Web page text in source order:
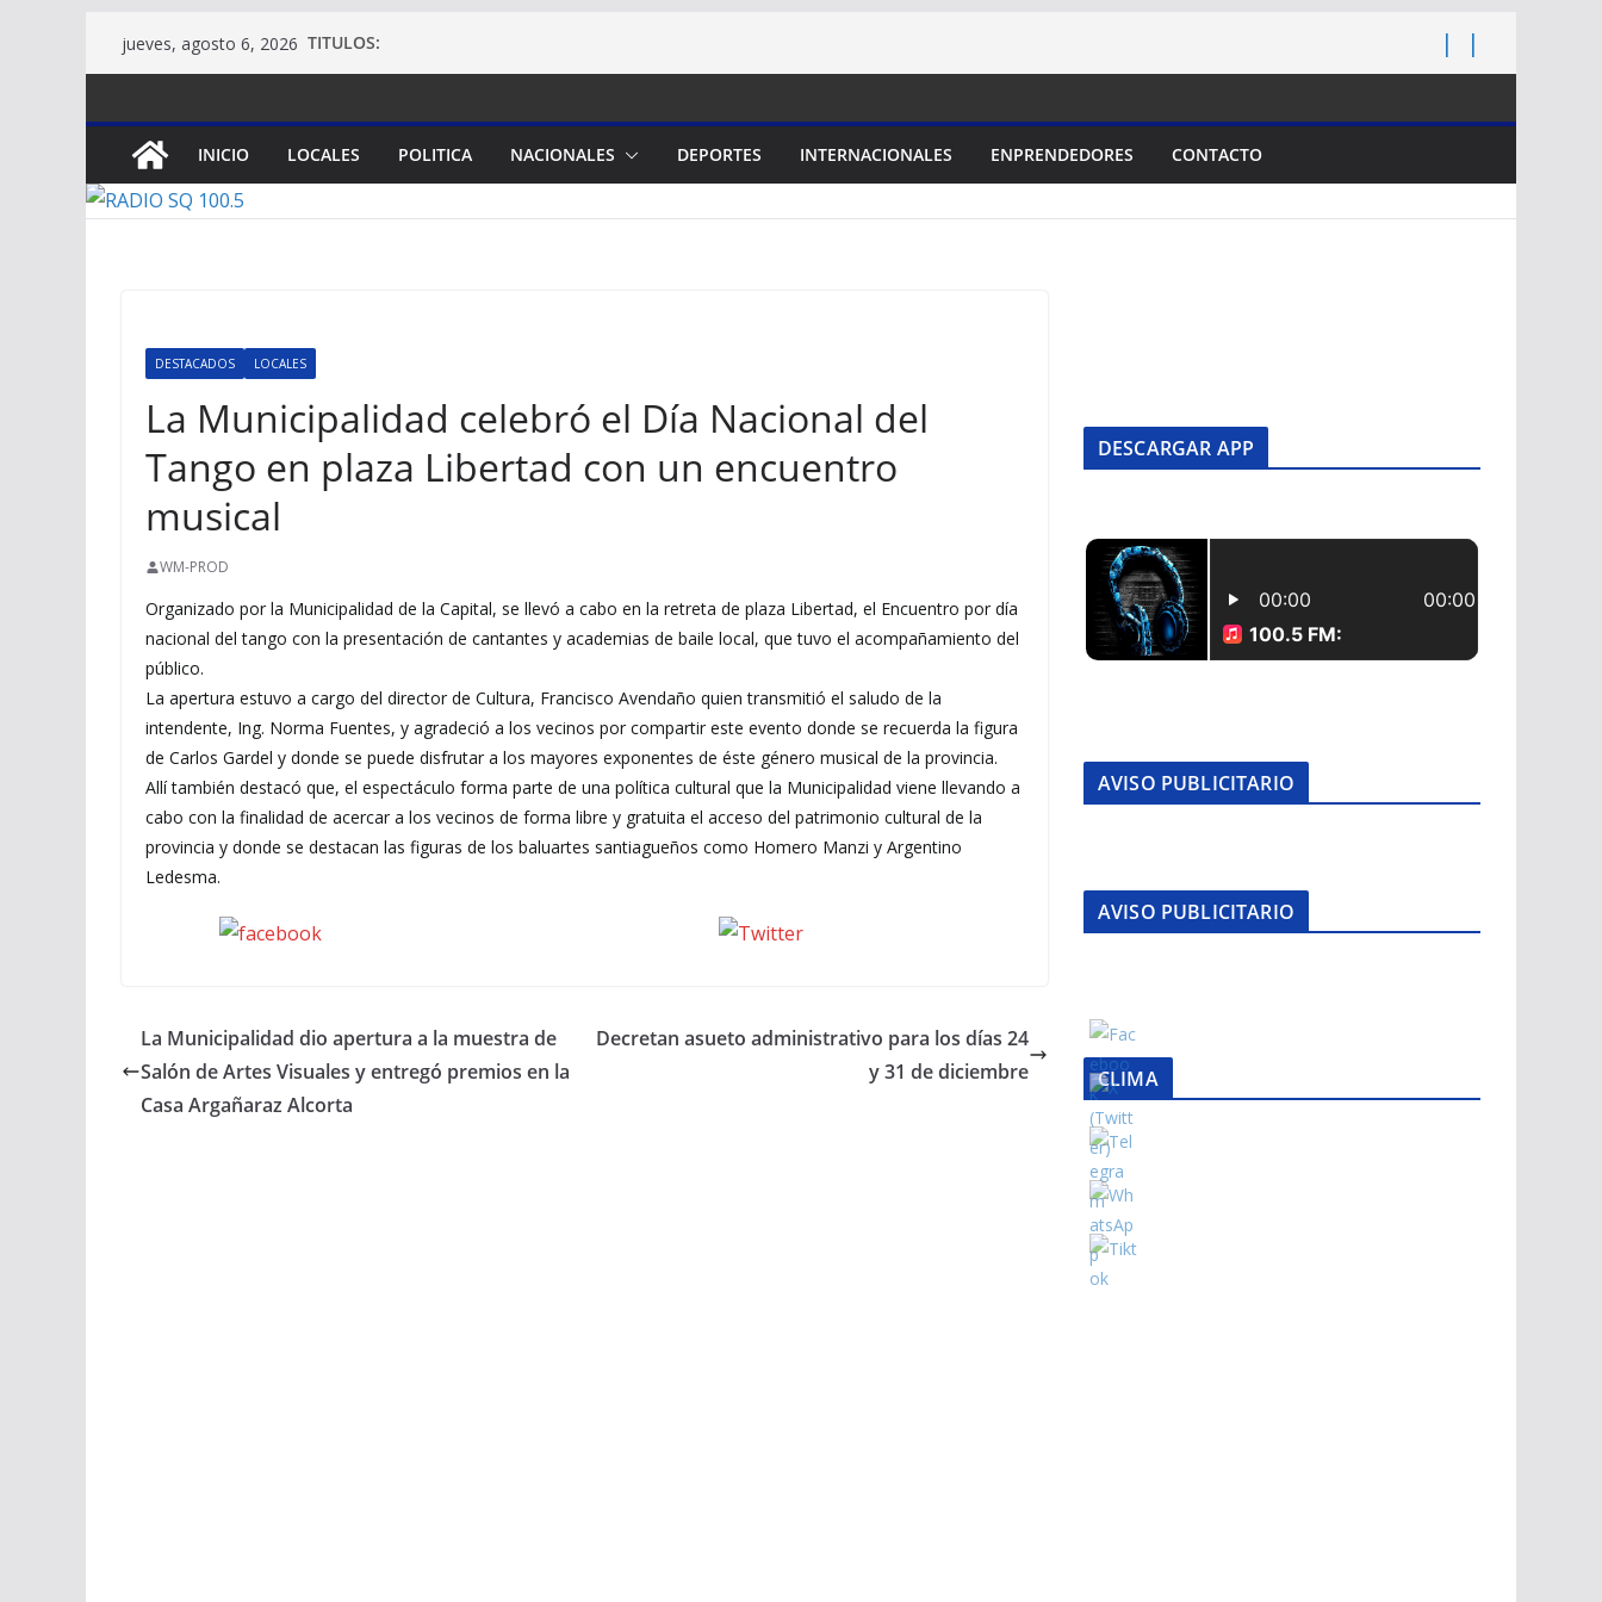
jueves, agosto 6, 2026 TITULOS:
INICIO LOCALES POLITICA NACIONALES DEPORTES INTERNACIONALES ENPRENDEDORES CONTACTO
DESTACADOS LOCALES
La Municipalidad celebró el Día Nacional del
Tango en plaza Libertad con un encuentro
musical
WM-PROD
Organizado por la Municipalidad de la Capital, se llevó a cabo en la retreta de plaza Libertad, el Encuentro por día
nacional del tango con la presentación de cantantes y academias de baile local, que tuvo el acompañamiento del
público.
La apertura estuvo a cargo del director de Cultura, Francisco Avendaño quien transmitió el saludo de la
intendente, Ing. Norma Fuentes, y agradeció a los vecinos por compartir este evento donde se recuerda la figura
de Carlos Gardel y donde se puede disfrutar a los mayores exponentes de éste género musical de la provincia.
Allí también destacó que, el espectáculo forma parte de una política cultural que la Municipalidad viene llevando a
cabo con la finalidad de acercar a los vecinos de forma libre y gratuita el acceso del patrimonio cultural de la
provincia y donde se destacan las figuras de los baluartes santiagueños como Homero Manzi y Argentino
Ledesma.
Seguinos en Facebook
La Municipalidad dio apertura a la muestra de
Salón de Artes Visuales y entregó premios en la
Casa Argañaraz Alcorta
Decretan asueto administrativo para los días 24
y 31 de diciembre
DESCARGAR APP
AVISO PUBLICITARIO
AVISO PUBLICITARIO
CLIMA